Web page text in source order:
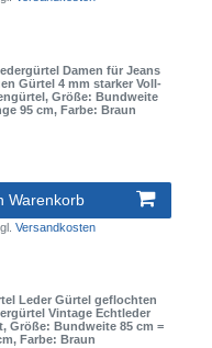
Damen für Jeans
Gürtel 4 mm starker Voll-
, Größe: Bundweite
95 cm, Farbe: Braun
Warenkorb
Versandkosten
Leder Gürtel geflochten
Vintage Echtleder
, Größe: Bundweite 85 cm =
, Farbe: Braun